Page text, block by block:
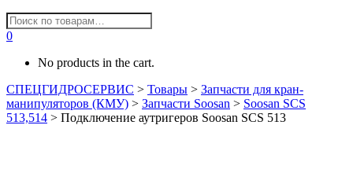
0
No products in the cart.
СПЕЦГИДРОСЕРВИС > Товары > Запчасти для кран-
манипуляторов (КМУ) > Запчасти Soosan > Soosan SCS
513,514 > Подключение аутригеров Soosan SCS 513